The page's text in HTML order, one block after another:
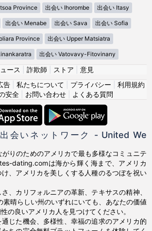
Province 出会い Ihorombe 出会い Itasy
出会い Menabe 出会い Sava 出会い Sofia
Province 出会い Upper Matsiatra
出会い Vatovavy-Fitovinany
ース 詐欺師 ストア
意見
告 私たちについて プライバシー
利用規約
安全| お問い合わせ| よくある質問
会いネットワーク - United We
りのためのアメリカで最も多様なコミュニテ
dating.comは海から輝く海まで、アメリカ
け、アメリカを美しくする人種のるつぼを祝い
、カリフォルニアの革新、テキサスの精神、
素晴らしい州のいずれにいても、あなたの価値
の良いアメリカ人を見つけてください。
じた機会、多様性、幸福の追求のアメリカ的